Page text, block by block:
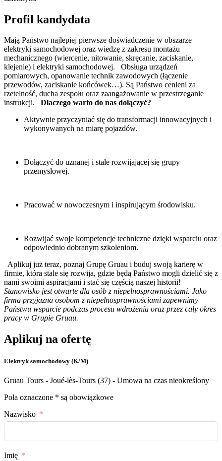
Profil kandydata
Mają Państwo najlepiej pierwsze doświadczenie w obszarze
elektryki samochodowej oraz wiedzę z zakresu montażu
mechanicznego (wiercenie, nitowanie, skręcanie, zaciskanie,
klejenie) i elektryki samochodowej. Obsługa urządzeń
pomiarowych, opanowanie technik zawodowych (łączenie
przewodów, zaciskanie końcówek…). Są Państwo cenieni za
rzetelność, ducha zespołu oraz zaangażowanie w przestrzeganie
instrukcji. Dlaczego warto do nas dołączyć?
Aktywnie przyczyniać się do transformacji innowacyjnych i
wykonywanych na miarę pojazdów.
Dołączyć do uznanej i stale rozwijającej się grupy
przemysłowej.
Pracować w nowoczesnym i inspirującym środowisku.
Rozwijać swoje kompetencje techniczne dzięki wsparciu oraz
odpowiednio dobranym szkoleniom.
Aplikuj już teraz, poznaj Grupę Gruau i buduj swoją karierę w
firmie, która stale się rozwija, gdzie będą Państwo mogli dzielić się z
nami swoimi aspiracjami i stać się częścią naszej historii!
Stanowisko jest otwarte dla osób z niepełnosprawnościami. Jako
firma przyjazna osobom z niepełnosprawnościami zapewnimy
Państwu wsparcie podczas procesu wdrożenia oraz przez cały okres
pracy w Grupie Gruau.
Aplikuj na ofertę
Elektryk samochodowy (K/M)
Gruau Tours - Joué-lès-Tours (37) - Umowa na czas nieokreślony
Pola oznaczone * są obowiązkowe
Nazwisko
Imię